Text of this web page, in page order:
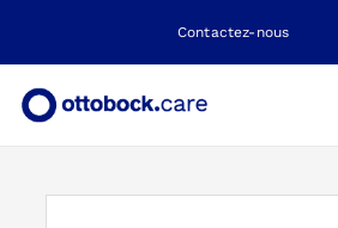
Contactez-nous